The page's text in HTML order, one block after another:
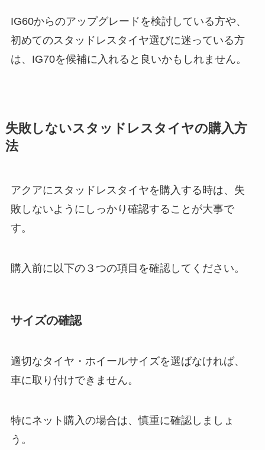
IG60からのアップグレードを検討している方や、
初めてのスタッドレスタイヤ選びに迷っている方
は、IG70を候補に入れると良いかもしれません。
失敗しないスタッドレスタイヤの購入方
法
アクアにスタッドレスタイヤを購入する時は、失
敗しないようにしっかり確認することが大事で
す。
購入前に以下の３つの項目を確認してください。
サイズの確認
適切なタイヤ・ホイールサイズを選ばなければ、
車に取り付けできません。
特にネット購入の場合は、慎重に確認しましょ
う。